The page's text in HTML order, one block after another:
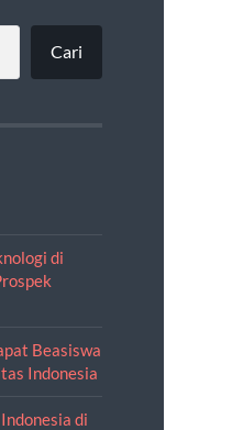
Cari
di
Beasiswa
Indonesia
di